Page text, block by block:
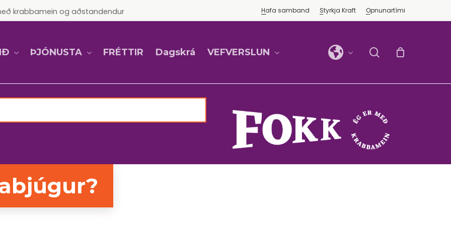
krabbamein og aðstandendur Hafa samband Styrkja Kraft Opnunartími
ÞJÓNUSTA FRÉTTIR Dagskrá VEFVERSLUN search